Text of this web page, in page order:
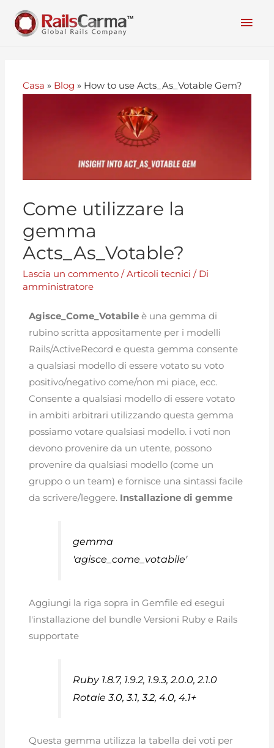
Casa » Blog » How to use Acts_As_Votable Gem?
Come utilizzare la
gemma
Acts_As_Votable?
Lascia un commento /Articoli tecnici / Di
amministratore
Agisce_Come_Votabile è una gemma di
rubino scritta appositamente per i modelli
Rails/ActiveRecord e questa gemma consente
a qualsiasi modello di essere votato su voto
positivo/negativo come/non mi piace, ecc.
Consente a qualsiasi modello di essere votato
in ambiti arbitrari utilizzando questa gemma
possiamo votare qualsiasi modello. i voti non
devono provenire da un utente, possono
provenire da qualsiasi modello (come un
gruppo o un team) e fornisce una sintassi facile
da scrivere/leggere. Installazione di gemme
gemma
'agisce_come_votabile'
Aggiungi la riga sopra in Gemfile ed esegui
l'installazione del bundle Versioni Ruby e Rails
supportate
Ruby 1.8.7, 1.9.2, 1.9.3, 2.0.0, 2.1.0
Rotaie 3.0, 3.1, 3.2, 4.0, 4.1+
Questa gemma utilizza la tabella dei voti per